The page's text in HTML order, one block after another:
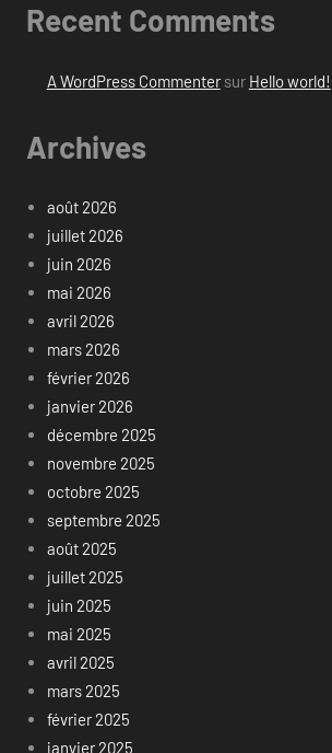
Recent Comments
A WordPress Commentersur Hello world!
Archives
août 2026
juillet 2026
juin 2026
mai 2026
avril 2026
mars 2026
février 2026
janvier 2026
décembre 2025
novembre 2025
octobre 2025
septembre 2025
août 2025
juillet 2025
juin 2025
mai 2025
avril 2025
mars 2025
février 2025
janvier 2025